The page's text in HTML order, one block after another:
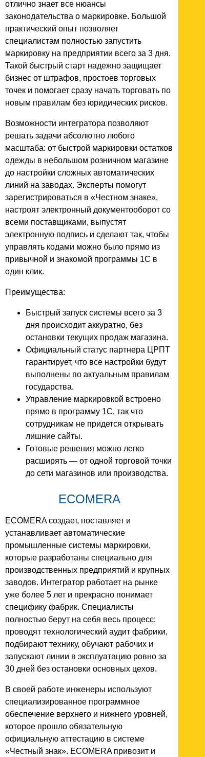
отлично знает все нюансы
законодательства о маркировке. Большой
практический опыт позволяет
специалистам полностью запустить
маркировку на предприятии всего за 3 дня.
Такой быстрый старт надежно защищает
бизнес от штрафов, простоев торговых
точек и помогает сразу начать торговать по
новым правилам без юридических рисков.
Возможности интегратора позволяют
решать задачи абсолютно любого
масштаба: от быстрой маркировки остатков
одежды в небольшом розничном магазине
до настройки сложных автоматических
линий на заводах. Эксперты помогут
зарегистрироваться в «Честном знаке»,
настроят электронный документооборот со
всеми поставщиками, выпустят
электронную подпись и сделают так, чтобы
управлять кодами можно было прямо из
привычной и знакомой программы 1С в
один клик.
Преимущества:
Быстрый запуск системы всего за 3
дня происходит аккуратно, без
остановки текущих продаж магазина.
Официальный статус партнера ЦРПТ
гарантирует, что все настройки будут
выполнены по актуальным правилам
государства.
Управление маркировкой встроено
прямо в программу 1С, так что
сотрудникам не придется открывать
лишние сайты.
Готовые решения можно легко
расширять — от одной торговой точки
до сети магазинов или производства.
ECOMERA
ECOMERA создает, поставляет и
устанавливает автоматические
промышленные системы маркировки,
которые разработаны специально для
производственных предприятий и крупных
заводов. Интегратор работает на рынке
уже более 5 лет и прекрасно понимает
специфику фабрик. Специалисты
полностью берут на себя весь процесс:
проводят технологический аудит фабрики,
подбирают технику, обучают рабочих и
запускают линии в эксплуатацию ровно за
30 дней без остановки основных цехов.
В своей работе инженеры используют
специализированное программное
обеспечение верхнего и нижнего уровней,
которое прошло обязательную
официальную аттестацию в системе
«Честный знак». ECOMERA привозит и